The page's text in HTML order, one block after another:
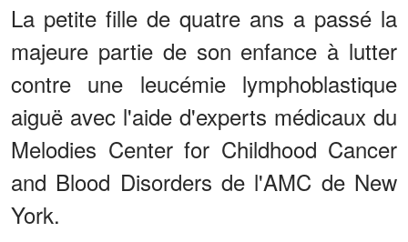
La petite fille de quatre ans a passé la
majeure partie de son enfance à lutter
contre une leucémie lymphoblastique
aiguë avec l'aide d'experts médicaux du
Melodies Center for Childhood Cancer
and Blood Disorders de l'AMC de New
York.